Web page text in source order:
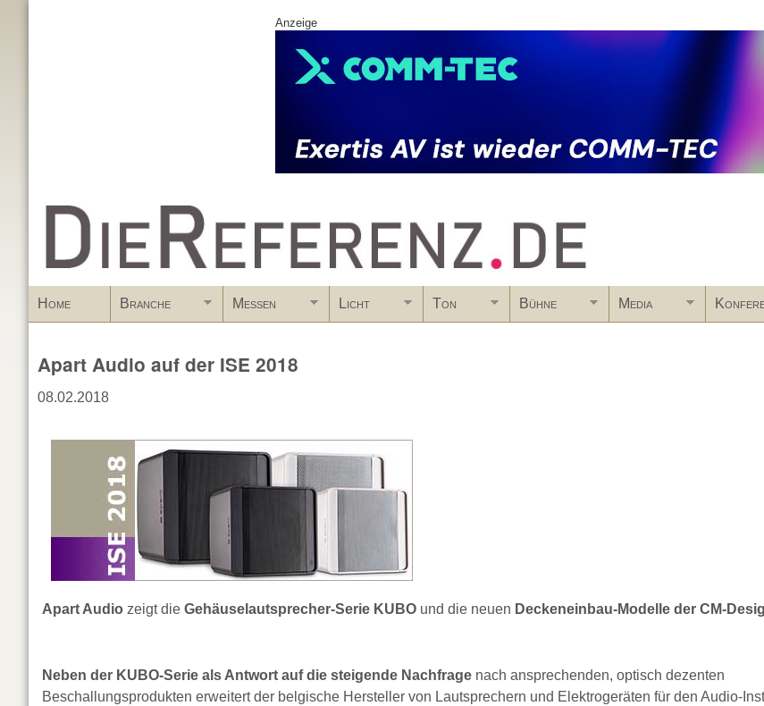
Anzeige
www.DieReferenz.de
Home Branche Messen Licht Ton Bühne Media
Apart Audio auf der ISE 2018
08.02.2018
Apart Audio zeigt die Gehäuselautsprecher-Serie KUBO und die neuen Deckeneinbau-Modelle der CM-
Neben der KUBO-Serie als Antwort auf die steigende Nachfrage nach ansprechenden, optisch dezenten
Beschallungsprodukten erweitert der belgische Hersteller von Lautsprechern und Elektrogeräten für den Audio-